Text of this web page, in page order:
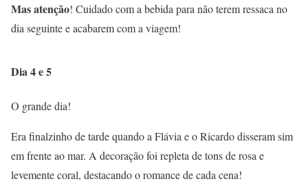
Mas atenção! Cuidado com a bebida para não terem ressaca no
dia seguinte e acabarem com a viagem!
Dia 4 e 5
O grande dia!
Era finalzinho de tarde quando a Flávia e o Ricardo disseram sim
em frente ao mar. A decoração foi repleta de tons de rosa e
levemente coral, destacando o romance de cada cena!